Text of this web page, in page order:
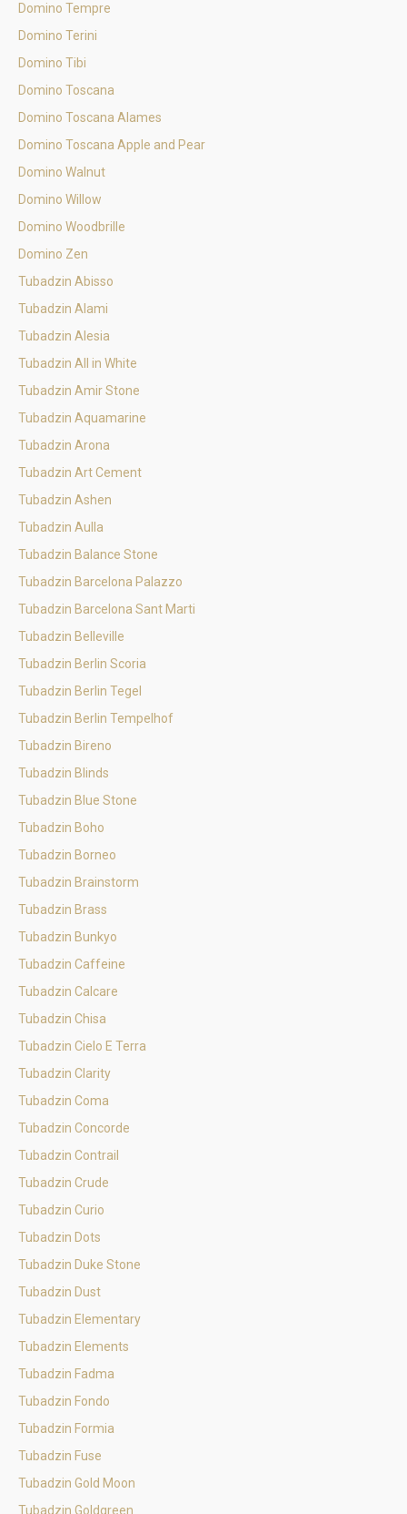
Domino Tempre
Domino Terini
Domino Tibi
Domino Toscana
Domino Toscana Alames
Domino Toscana Apple and Pear
Domino Walnut
Domino Willow
Domino Woodbrille
Domino Zen
Tubadzin Abisso
Tubadzin Alami
Tubadzin Alesia
Tubadzin All in White
Tubadzin Amir Stone
Tubadzin Aquamarine
Tubadzin Arona
Tubadzin Art Cement
Tubadzin Ashen
Tubadzin Aulla
Tubadzin Balance Stone
Tubadzin Barcelona Palazzo
Tubadzin Barcelona Sant Marti
Tubadzin Belleville
Tubadzin Berlin Scoria
Tubadzin Berlin Tegel
Tubadzin Berlin Tempelhof
Tubadzin Bireno
Tubadzin Blinds
Tubadzin Blue Stone
Tubadzin Boho
Tubadzin Borneo
Tubadzin Brainstorm
Tubadzin Brass
Tubadzin Bunkyo
Tubadzin Caffeine
Tubadzin Calcare
Tubadzin Chisa
Tubadzin Cielo E Terra
Tubadzin Clarity
Tubadzin Coma
Tubadzin Concorde
Tubadzin Contrail
Tubadzin Crude
Tubadzin Curio
Tubadzin Dots
Tubadzin Duke Stone
Tubadzin Dust
Tubadzin Elementary
Tubadzin Elements
Tubadzin Fadma
Tubadzin Fondo
Tubadzin Formia
Tubadzin Fuse
Tubadzin Gold Moon
Tubadzin Goldgreen